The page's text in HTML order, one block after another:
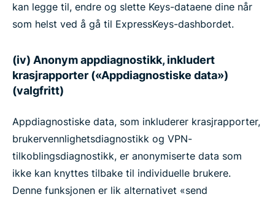
kan legge til, endre og slette Keys-dataene dine når
som helst ved å gå til ExpressKeys-dashbordet.
(iv) Anonym appdiagnostikk, inkludert
krasjrapporter («Appdiagnostiske data»)
(valgfritt)
Appdiagnostiske data, som inkluderer krasjrapporter,
brukervennlighetsdiagnostikk og VPN-
tilkoblingsdiagnostikk, er anonymiserte data som
ikke kan knyttes tilbake til individuelle brukere.
Denne funksjonen er lik alternativet «send